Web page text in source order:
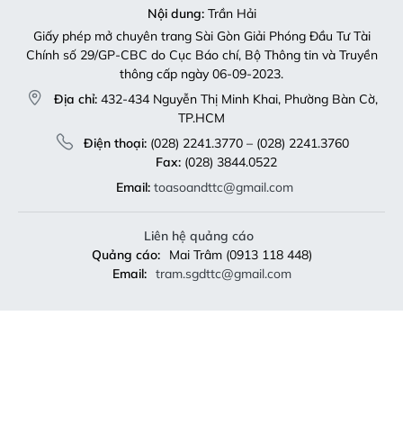
Nội dung:Trần Hải
Giấy phép mở chuyên trang Sài Gòn Giải Phóng Đầu Tư Tài
Chính số 29/GP-CBC do Cục Báo chí, Bộ Thông tin và Truyền
thông cấp ngày 06-09-2023.
Địa chỉ: 432-434 Nguyễn Thị Minh Khai, Phường Bàn Cờ,
TP.HCM
Điện thoại:(028) 2241.3770 – (028) 2241.3760
Fax:(028) 3844.0522
Email: toasoandttc@gmail.com
Liên hệ quảng cáo
Quảng cáo:
Mai Trâm (0913 118 448)
Email: tram.sgdttc@gmail.com